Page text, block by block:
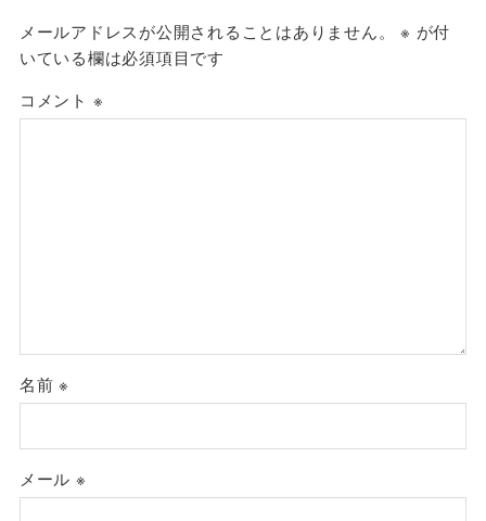
メールアドレスが公開されることはありません。 ※ が付
いている欄は必須項目です
コメント ※
名前※
メール ※